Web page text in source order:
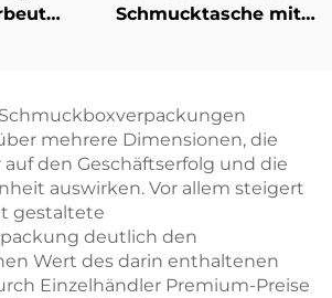
Schmucktasche mit
Verpackungstasche
für Anhänger,
antioxidative
Aufbewahrungshülle
mehrere Dimensionen, die
den Geschäftserfolg und die
auswirken. Vor allem steigert
gestaltete
deutlich den
Wert des darin enthaltenen
Einzelhändler Premium-Preise